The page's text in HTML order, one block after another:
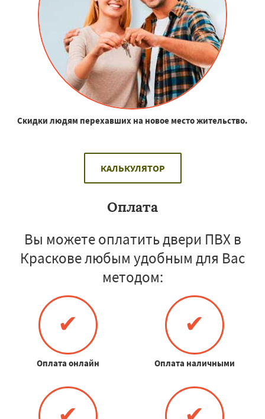
Скидки людям перехавших на новое место жительство.
КАЛЬКУЛЯТОР
Оплата
Вы можете оплатить двери ПВХ в
Краскове любым удобным для Вас
методом:
✔
Оплата онлайн
✔
Оплата наличными